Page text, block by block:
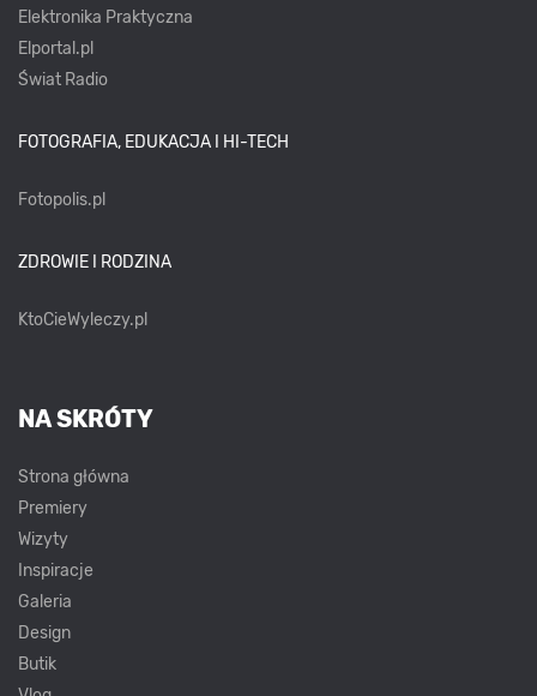
Elektronika Praktyczna
Elportal.pl
Świat Radio
FOTOGRAFIA, EDUKACJA I HI-TECH
Fotopolis.pl
ZDROWIE I RODZINA
KtoCieWyleczy.pl
NA SKRÓTY
Strona główna
Premiery
Wizyty
Inspiracje
Galeria
Design
Butik